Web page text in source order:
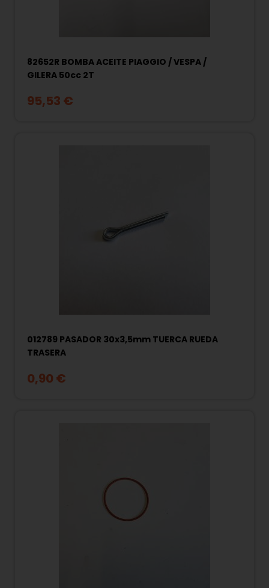
82652R BOMBA ACEITE PIAGGIO / VESPA /
GILERA 50cc 2T
95,53 €
012789 PASADOR 30x3,5mm TUERCA RUEDA
TRASERA
0,90 €